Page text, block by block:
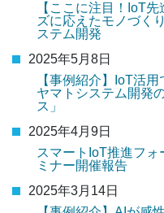
【ここに注目！IoT
ズに応えたモノづく
ステム開発
2025年5月8日
【事例紹介】IoT活
ヤマトシステム開発
ス」
2025年4月9日
スマートIoT推進フ
ミナー開催報告
2025年3月14日